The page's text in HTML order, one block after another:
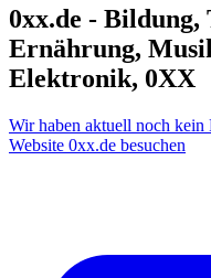
0xx.de - Bildung,
Ernährung,
Elektronik, 0XX
Wir haben aktuell noch
Website 0xx.de besuchen